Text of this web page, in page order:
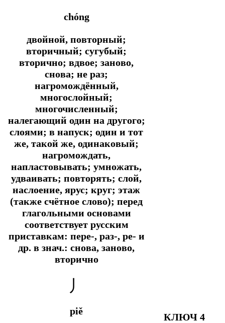
chóng
двойной, повторный;
вторичный; сугубый;
вторично; вдвое; заново,
снова; не раз;
нагромождённый,
многослойный;
многочисленный;
налегающий один на другого;
слоями; в напуск; один и тот
же, такой же, одинаковый;
нагромождать,
напластовывать; умножать,
удваивать; повторять; слой,
наслоение, ярус; круг; этаж
(также счётное слово); перед
глагольными основами
соответствует русским
приставкам: пере-, раз-, ре- и
др. в знач.: снова, заново,
вторично
丿
piě
КЛЮЧ 4